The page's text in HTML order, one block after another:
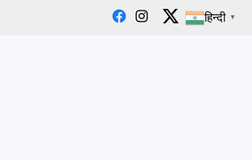
Facebook
Instagram
X हिन्दी ▼